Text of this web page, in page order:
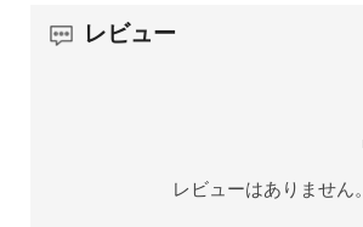
レビュー
レビューはありません。